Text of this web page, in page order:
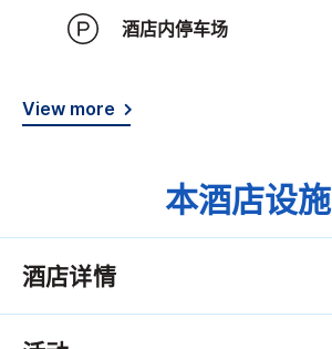
酒店内停车场
View more
本酒店设施
酒店详情